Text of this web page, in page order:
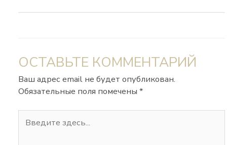
ОСТАВЬТЕ КОММЕНТАРИЙ
Ваш адрес email не будет опубликован.
Обязательные поля помечены*